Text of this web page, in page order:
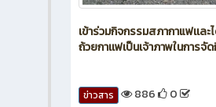
เข้าร่วมกิจกรรมสภากาแฟเเ
ถ้วยกาเเฟเป็นเจ้าภาพในการจั
ข่าวสาร 886 0